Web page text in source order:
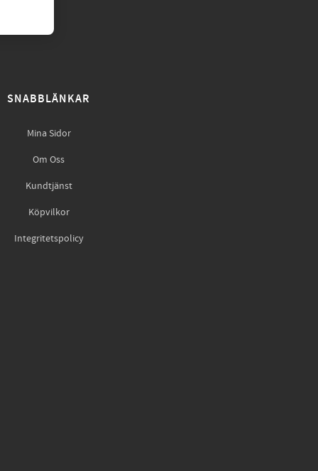
SNABBLÄNKAR
Mina Sidor
Om Oss
Kundtjänst
Köpvilkor
Integritetspolicy